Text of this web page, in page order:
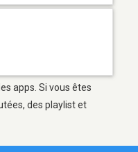
apps. Si vous êtes
des playlist et